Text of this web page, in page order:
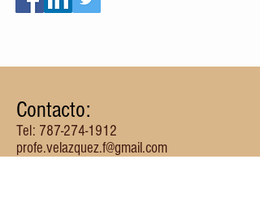
Contacto:
Tel: 787-274-1912
profe.velazquez.f@gmail.com